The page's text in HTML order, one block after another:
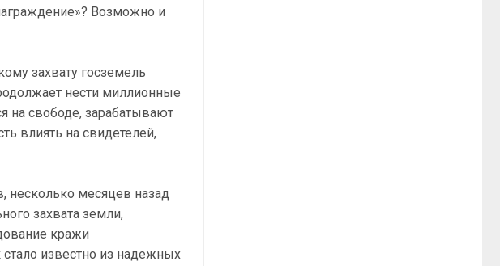
Возможно и
захвату госземель
нести миллионные
на свободе, зарабатывают
влиять на свидетелей,
несколько месяцев назад
захвата земли,
кражи
известно из надежных